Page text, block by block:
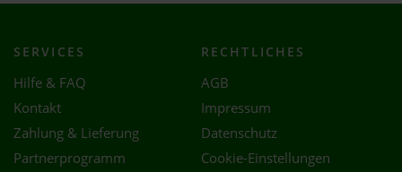
SERVICES
Hilfe & FAQ
Kontakt
Zahlung & Lieferung
Partnerprogramm
RECHTLICHES
AGB
Impressum
Datenschutz
Cookie-Einstellungen